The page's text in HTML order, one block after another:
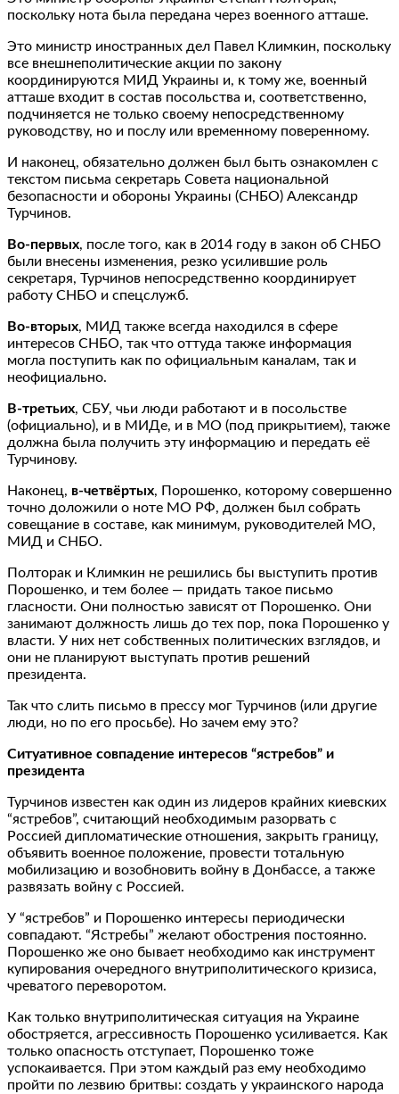
поскольку нота была передана через военного атташе.
Это министр иностранных дел Павел Климкин, поскольку
все внешнеполитические акции по закону
координируются МИД Украины и, к тому же, военный
атташе входит в состав посольства и, соответственно,
подчиняется не только своему непосредственному
руководству, но и послу или временному поверенному.
И наконец, обязательно должен был быть ознакомлен с
текстом письма секретарь Совета национальной
безопасности и обороны Украины (СНБО) Александр
Турчинов.
Во-первых, после того, как в 2014 году в закон об СНБО
были внесены изменения, резко усилившие роль
секретаря, Турчинов непосредственно координирует
работу СНБО и спецслужб.
Во-вторых, МИД также всегда находился в сфере
интересов СНБО, так что оттуда также информация
могла поступить как по официальным каналам, так и
неофициально.
В-третьих, СБУ, чьи люди работают и в посольстве
(официально), и в МИДе, и в МО (под прикрытием), также
должна была получить эту информацию и передать её
Турчинову.
Наконец, в-четвёртых, Порошенко, которому совершенно
точно доложили о ноте МО РФ, должен был собрать
совещание в составе, как минимум, руководителей МО,
МИД и СНБО.
Полторак и Климкин не решились бы выступить против
Порошенко, и тем более — придать такое письмо
гласности. Они полностью зависят от Порошенко. Они
занимают должность лишь до тех пор, пока Порошенко у
власти. У них нет собственных политических взглядов, и
они не планируют выступать против решений
президента.
Так что слить письмо в прессу мог Турчинов (или другие
люди, но по его просьбе). Но зачем ему это?
Ситуативное совпадение интересов “ястребов” и
президента
Турчинов известен как один из лидеров крайних киевских
“ястребов”, считающий необходимым разорвать с
Россией дипломатические отношения, закрыть границу,
объявить военное положение, провести тотальную
мобилизацию и возобновить войну в Донбассе, а также
развязать войну с Россией.
У “ястребов” и Порошенко интересы периодически
совпадают. “Ястребы” желают обострения постоянно.
Порошенко же оно бывает необходимо как инструмент
купирования очередного внутриполитического кризиса,
чреватого переворотом.
Как только внутриполитическая ситуация на Украине
обостряется, агрессивность Порошенко усиливается. Как
только опасность отступает, Порошенко тоже
успокаивается. При этом каждый раз ему необходимо
пройти по лезвию бритвы: создать у украинского народа